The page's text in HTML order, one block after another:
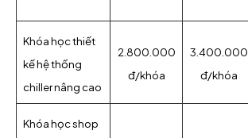
Khóa học thiết
kế hệ thống
chiller nâng cao
2.800.000
đ/khóa
3.400.000
đ/khóa
Khóa học shop